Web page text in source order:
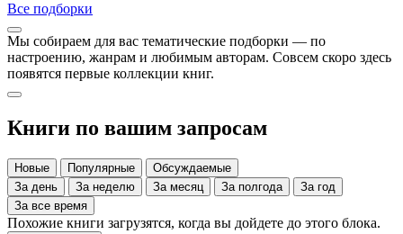
Все подборки
Мы собираем для вас тематические подборки — по
настроению, жанрам и любимым авторам. Совсем скоро здесь
появятся первые коллекции книг.
Книги по вашим запросам
Новые Популярные
Обсуждаемые
За день
За неделю За месяц За полгода
За год
За все время
Похожие книги загрузятся, когда вы дойдете до этого блока.